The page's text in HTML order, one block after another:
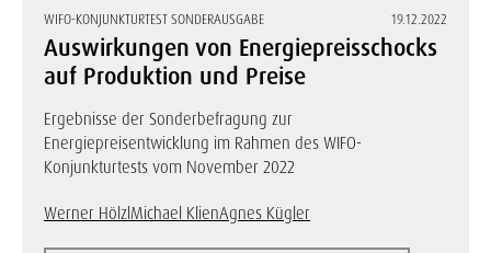
WIFO-KONJUNKTURTEST SONDERAUSGABE 19.12.2022
Auswirkungen von Energiepreisschocks
auf Produktion und Preise
Ergebnisse der Sonderbefragung zur
Energiepreisentwicklung im Rahmen des WIFO-
Konjunkturtests vom November 2022
Werner HölzlMichael KlienAgnes Kügler